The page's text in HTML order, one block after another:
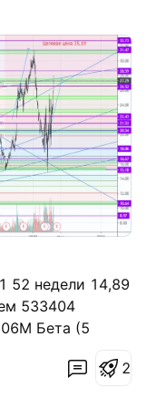
52 недели 14,89
533404
Бета (5
02 марта
2